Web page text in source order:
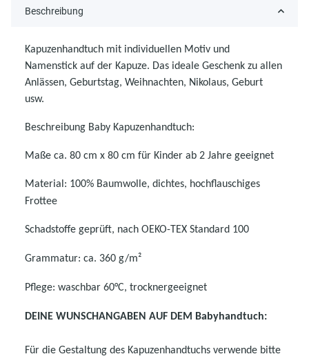
Beschreibung
Kapuzenhandtuch mit individuellen Motiv und
Namenstick auf der Kapuze. Das ideale Geschenk zu allen
Anlässen, Geburtstag, Weihnachten, Nikolaus, Geburt
usw.
Beschreibung Baby Kapuzenhandtuch:
Maße ca. 80 cm x 80 cm für Kinder ab 2 Jahre geeignet
Material: 100% Baumwolle, dichtes, hochflauschiges
Frottee
Schadstoffe geprüft, nach OEKO-TEX Standard 100
Grammatur: ca. 360 g/m²
Pflege: waschbar 60°C, trocknergeeignet
DEINE WUNSCHANGABEN AUF DEM Babyhandtuch:
Für die Gestaltung des Kapuzenhandtuchs verwende bitte